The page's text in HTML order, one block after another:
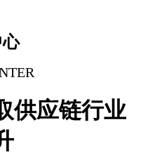
供应链行业